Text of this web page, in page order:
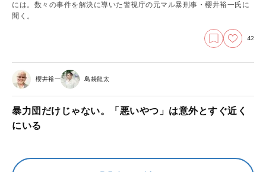
には。数々の事件を解決に導いた警視庁の元マル暴刑事・櫻井裕一氏に
聞く。
42
櫻井裕一 島袋龍太
暴力団だけじゃない。「悪いやつ」は意外とすぐ近く
にいる